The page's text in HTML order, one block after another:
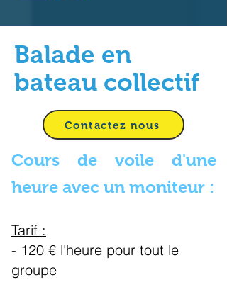
Balade en
bateau collectif
Contactez nous
Cours de voile d'une
heure avec un moniteur :
Tarif :
- 120 € l'heure pour tout le
groupe